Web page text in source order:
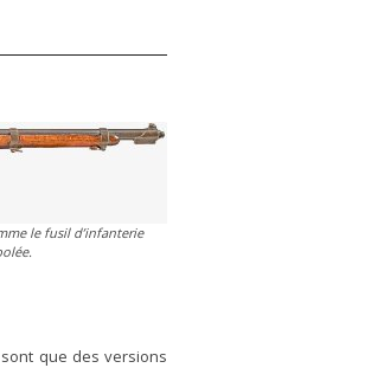
le fusil d’infanterie
sont que des versions